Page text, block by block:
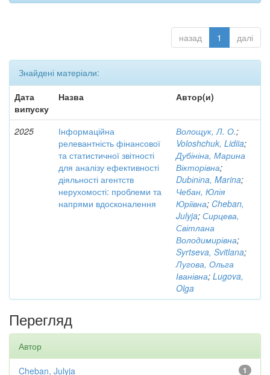
назад 1 далі
Знайдені матеріали:
Дата
випуску
Назва Автор(и)
2025
Інформаційна
релевантність фінансової
та статистичної звітності
для аналізу ефективності
діяльності агентств
нерухомості: проблеми та
напрями вдосконалення
Волощук, Л. О.;
Voloshchuk, Lidiia;
Дубініна, Марина
Вікторівна;
Dubіnіna, Marina;
Чебан, Юлія
Юріївна; Cheban,
Julyja; Сирцева,
Світлана
Володимирівна;
Syrtseva, Svitlana;
Лугова, Ольга
Іванівна; Lugova,
Olga
Перегляд
Автор
1
Cheban, Julyja